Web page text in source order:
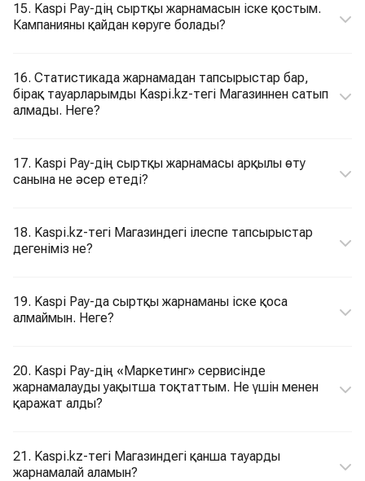
15. Kaspi Pay-дің сыртқы жарнамасын іске қостым.
Кампанияны қайдан көруге болады?
16. Статистикада жарнамадан тапсырыстар бар,
бірақ тауарларымды Kaspi.kz-тегі Магазиннен сатып
алмады. Неге?
17. Kaspi Pay-дің сыртқы жарнамасы арқылы өту
санына не әсер етеді?
18. Kaspi.kz-тегі Магазиндегі ілеспе тапсырыстар
дегеніміз не?
19. Kaspi Pay-да сыртқы жарнаманы іске қоса
алмаймын. Неге?
20. Kaspi Pay-дің «Маркетинг» сервисінде
жарнамалауды уақытша тоқтаттым. Не үшін менен
қаражат алды?
21. Kaspi.kz-тегі Магазиндегі қанша тауарды
жарнамалай аламын?